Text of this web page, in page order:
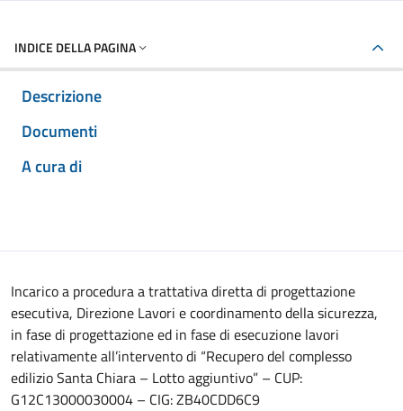
INDICE DELLA PAGINA
Descrizione
Documenti
A cura di
Incarico a procedura a trattativa diretta di progettazione
esecutiva, Direzione Lavori e coordinamento della sicurezza,
in fase di progettazione ed in fase di esecuzione lavori
relativamente all’intervento di “Recupero del complesso
edilizio Santa Chiara – Lotto aggiuntivo” – CUP:
G12C13000030004 – CIG: ZB40CDD6C9